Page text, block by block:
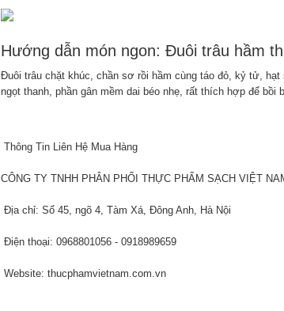
Hướng dẫn món ngon: Đuôi trâu hầm
Đuôi trâu chặt khúc, chần sơ rồi hầm cùng táo đỏ, kỷ tử,
ngọt thanh, phần gân mềm dai béo nhẹ, rất thích hợp để
Thông Tin Liên Hệ Mua Hàng
CÔNG TY TNHH PHÂN PHỐI THỰC PHẨM SẠCH VIỆT
Địa chỉ: Số 45, ngõ 4, Tàm Xá, Đông Anh, Hà Nội
Điện thoại: 0968801056 - 0918989659
Website: thucphamvietnam.com.vn